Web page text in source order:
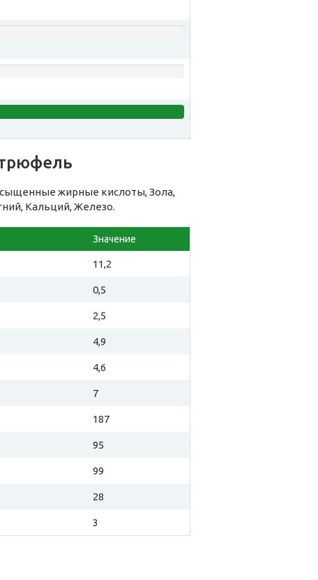
жирные кислоты, Зола,
Кальций, Железо.
Значение
11,2
0,5
2,5
4,9
4,6
7
187
95
99
28
3